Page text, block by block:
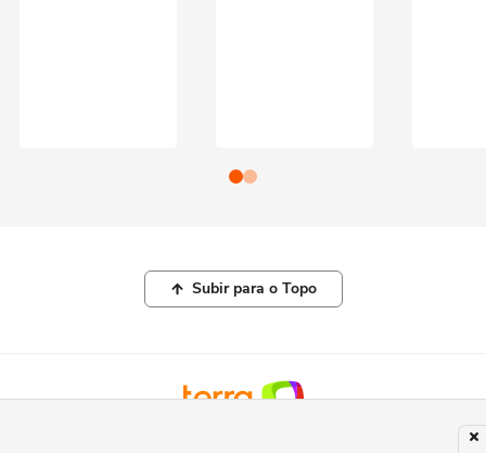
Subir para o Topo